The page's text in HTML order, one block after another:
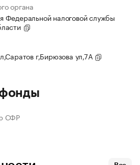
органа
Федеральной налоговой службы
г,Бирюзова ул,7А
СФР